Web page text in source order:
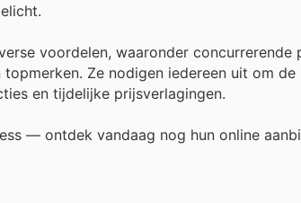
voordelen, waaronder
Ze nodigen iedereen uit om
en tijdelijke prijsverlagingen.
— ontdek vandaag nog hun online